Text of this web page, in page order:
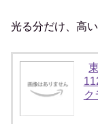
光る分だけ、高
ク